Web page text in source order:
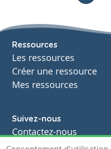
Fiche-outil à introduire
Tags
Cours
Année
Secondaire – Première
Tags
fiabilité
Ressources
Les ressources
Créer une ressource
Mes ressources
Suivez-nous
Contactez-nous
Soutien scolaire